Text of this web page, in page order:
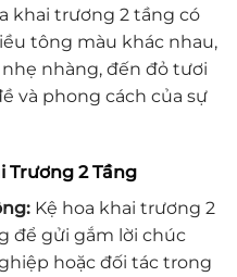
khai trương 2 tầng có
tông màu khác nhau,
nhàng, đến đỏ tươi
và phong cách của sự
Trương 2 Tầng
Kệ hoa khai trương 2
để gửi gắm lời chúc
hoặc đối tác trong